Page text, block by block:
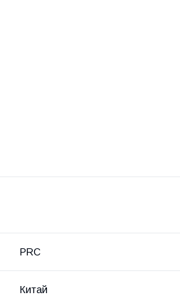
PRC
Китай